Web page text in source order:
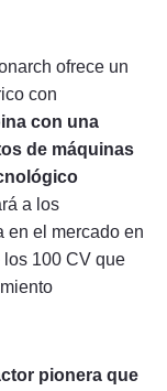
ofrece un
con
con una
de máquinas
a los
en el mercado en
los 100 CV que
pionera que